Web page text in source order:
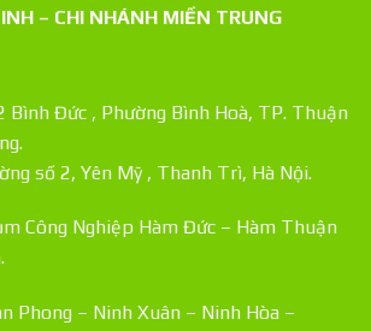
– CHI NHÁNH MIỀN TRUNG
Bình Đức , Phường Bình Hoà, TP. Thuận
số 2, Yên Mỹ , Thanh Trì, Hà Nội.
Công Nghiệp Hàm Đức – Hàm Thuận
Phong – Ninh Xuân – Ninh Hòa –